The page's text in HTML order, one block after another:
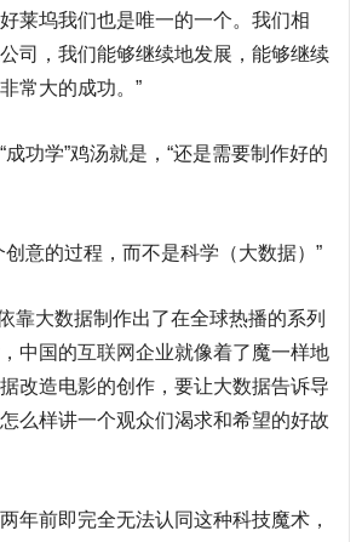
莱坞我们也是唯一的一个。我们相
司，我们能够继续地发展，能够继续
常大的成功。”
成功学”鸡汤就是，“还是需要制作好的
创意的过程，而不是科学（大数据）”
靠大数据制作出了在全球热播的系列
中国的互联网企业就像着了魔一样地
改造电影的创作，要让大数据告诉导
么样讲一个观众们渴求和希望的好故
年前即完全无法认同这种科技魔术，